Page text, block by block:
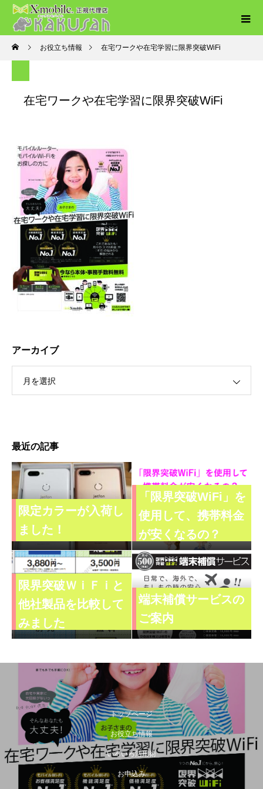
お役立ち情報 在宅ワークや在宅学習に限界突破WiFi
在宅ワークや在宅学習に限界突破WiFi
アーカイブ
月を選択
最近の記事
限定カラーが入荷し
ました！
「限界突破WiFi」を
使用して、携帯料金
が安くなるの？
限界突破ＷｉＦｉと
他社製品を比較して
みました
端末補償サービスの
ご案内
トップページ
お役立ち情報
いろいろ活用術
お申込み